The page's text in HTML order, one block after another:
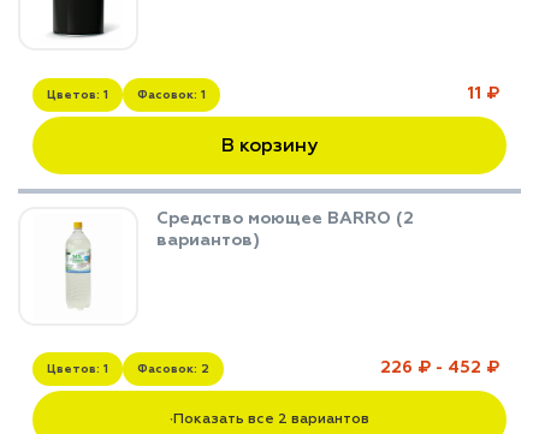
Цветов: 1 Фасовок: 1 11 ₽
В корзину
Средство моющее BARRO (2
вариантов)
Цветов: 1 Фасовок: 2 226 ₽ - 452 ₽
▼Показать все 2 вариантов